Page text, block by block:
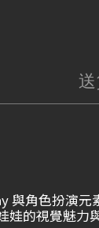
角色扮演
的視覺魅力